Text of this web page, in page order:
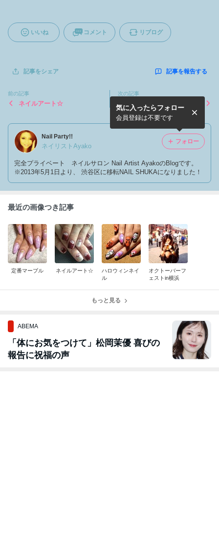
いいね コメント リブログ
記事をシェア 記事を報告する
前の記事
ネイルアート☆
次の記事
ハロウィンネイル
Nail Party!!
ネイリストAyako
完全プライベート ネイルサロン Nail Artist AyakoのBlogです。
※2013年5月1日より、 渋谷区に移転NAIL SHUKAになりました！
気に入ったらフォロー
会員登録は不要です
フォロー
最近の画像つき記事
定番マーブル ネイルアート☆
ハロウィンネイ
ル
オクトーバーフ
ェストin横浜
もっと見る
ABEMA
「体にお気をつけて」松岡茉優 喜びの
報告に祝福の声